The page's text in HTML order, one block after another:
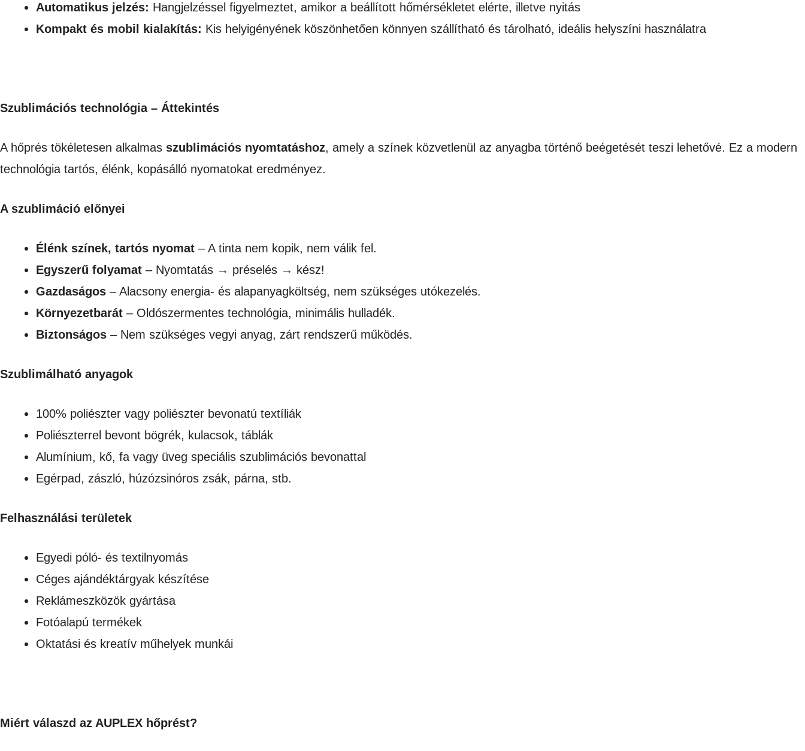
Automatikus jelzés: Hangjelzéssel figyelmeztet, amikor a beállított hőmérsékletet elérte, illetve nyitás
Kompakt és mobil kialakítás: Kis helyigényének köszönhetően könnyen szállítható és tárolható, ideális helyszíni használatra
Szublimációs technológia – Áttekintés
A hőprés tökéletesen alkalmas szublimációs nyomtatáshoz, amely a színek közvetlenül az anyagba történő beégetését teszi lehetővé. Ez a modern
technológia tartós, élénk, kopásálló nyomatokat eredményez.
A szublimáció előnyei
Élénk színek, tartós nyomat – A tinta nem kopik, nem válik fel.
Egyszerű folyamat – Nyomtatás → préselés → kész!
Gazdaságos – Alacsony energia- és alapanyagköltség, nem szükséges utókezelés.
Környezetbarát – Oldószermentes technológia, minimális hulladék.
Biztonságos – Nem szükséges vegyi anyag, zárt rendszerű működés.
Szublimálható anyagok
100% poliészter vagy poliészter bevonatú textíliák
Poliészterrel bevont bögrék, kulacsok, táblák
Alumínium, kő, fa vagy üveg speciális szublimációs bevonattal
Egérpad, zászló, húzózsinóros zsák, párna, stb.
Felhasználási területek
Egyedi póló- és textilnyomás
Céges ajándéktárgyak készítése
Reklámeszközök gyártása
Fotóalapú termékek
Oktatási és kreatív műhelyek munkái
Miért válaszd az AUPLEX hőprést?